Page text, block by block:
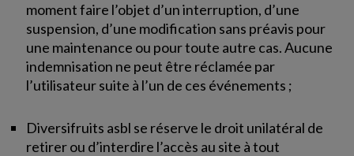
moment faire l’objet d’un interruption, d’une
suspension, d’une modification sans préavis pour
une maintenance ou pour toute autre cas. Aucune
indemnisation ne peut être réclamée par
l’utilisateur suite à l’un de ces événements ;
Diversifruits asbl se réserve le droit unilatéral de
retirer ou d’interdire l’accès au site à tout